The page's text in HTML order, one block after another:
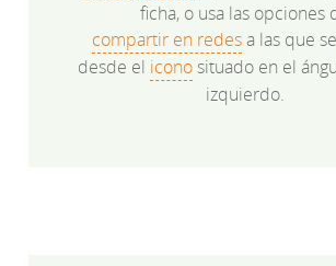
ficha, o usa las opciones
compartir en redesa las que
desde el iconosituado en el
izquierdo.